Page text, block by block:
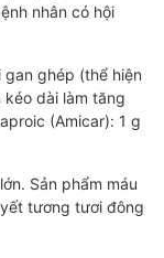
nhân có hội
gan ghép (thể hiện
dài làm tăng
(Amicar): 1 g
Sản phẩm máu
tương tươi đông